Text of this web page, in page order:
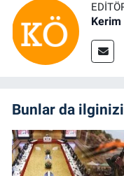
Kerim
Bunlar da